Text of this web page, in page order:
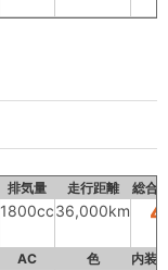
排気量 走行距離 総合
1800cc36,000km 4
AC 色 内装